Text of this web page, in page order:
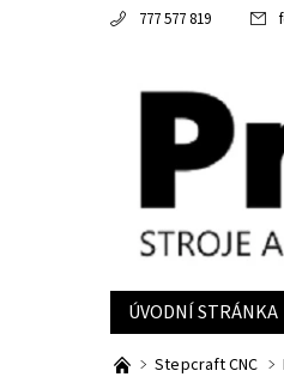
777 577 819
ÚVODNÍ STRÁNKA
INFORMACE
Stepcraft CNC